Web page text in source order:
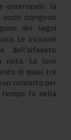
osservando la
scorgono
dei segni
Le incisioni
dell’alfabeto
nota. La loro
di quasi tre
un concerto per
fa nella